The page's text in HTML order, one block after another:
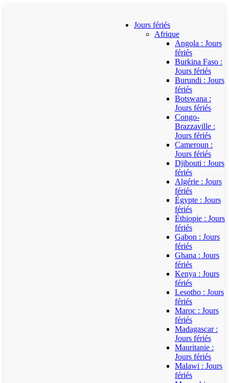
Jours fériés
Afrique
Angola : Jours
fériés
Burkina Faso :
Jours fériés
Burundi : Jours
fériés
Botswana :
Jours fériés
Congo-
Brazzaville :
Jours fériés
Cameroun :
Jours fériés
Djibouti : Jours
fériés
Algérie : Jours
fériés
Égypte : Jours
fériés
Éthiopie : Jours
fériés
Gabon : Jours
fériés
Ghana : Jours
fériés
Kenya : Jours
fériés
Lesotho : Jours
fériés
Maroc : Jours
fériés
Madagascar :
Jours fériés
Mauritanie :
Jours fériés
Malawi : Jours
fériés